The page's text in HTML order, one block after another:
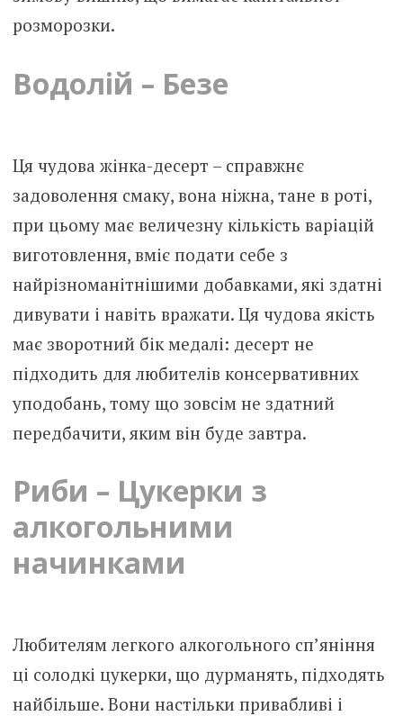
розморозки.
Водолій – Безе
Ця чудова жінка-десерт – справжнє
задоволення смаку, вона ніжна, тане в роті,
при цьому має величезну кількість варіацій
виготовлення, вміє подати себе з
найрізноманітнішими добавками, які здатні
дивувати і навіть вражати. Ця чудова якість
має зворотний бік медалі: десерт не
підходить для любителів консервативних
уподобань, тому що зовсім не здатний
передбачити, яким він буде завтра.
Риби – Цукерки з
алкогольними
начинками
Любителям легкого алкогольного сп’яніння
ці солодкі цукерки, що дурманять, підходять
найбільше. Вони настільки привабливі і